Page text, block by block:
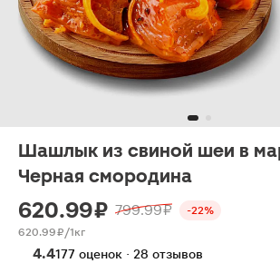
Шашлык из свиной шеи в
Черная смородина
620.99 ₽ 799.99 ₽ -22%
620.99 ₽/1кг
4.4177 оценок · 28 отзывов